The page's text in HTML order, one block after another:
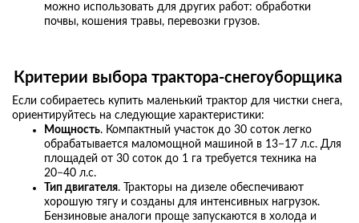
можно использовать для других работ: обработки
почвы, кошения травы, перевозки грузов.
Критерии выбора трактора-снегоуборщика
Если собираетесь купить маленький трактор для чистки снега,
ориентируйтесь на следующие характеристики:
Мощность. Компактный участок до 30 соток легко
обрабатывается маломощной машиной в 13−17 л.с. Для
площадей от 30 соток до 1 га требуется техника на
20−40 л.с.
Тип двигателя. Тракторы на дизеле обеспечивают
хорошую тягу и созданы для интенсивных нагрузок.
Бензиновые аналоги проще запускаются в холода и